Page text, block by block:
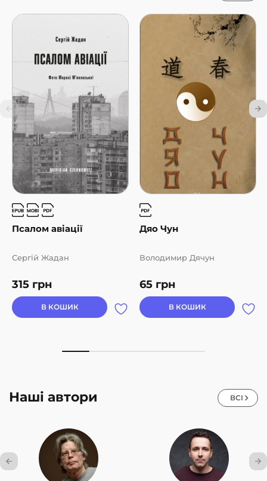
Псалом авіації
315 грн
Сергій Жадан
В КОШИК
Дяо Чун
65 грн
Володимир Дячун
В КОШИК
Наші автори ВСІ